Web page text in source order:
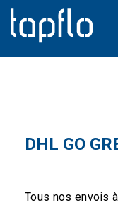
DHL GO
Tous nos envois